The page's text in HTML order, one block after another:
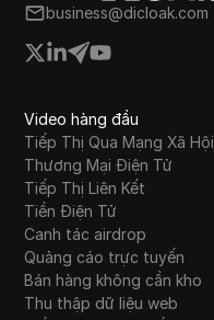
business@dicloak.com
Video hàng đầu
Tiếp Thị Qua Mạng Xã Hội
Thương Mại Điện Tử
Tiếp Thị Liên Kết
Tiền Điện Tử
Canh tác airdrop
Quảng cáo trực tuyến
Bán hàng không cần kho
Thu thập dữ liệu web